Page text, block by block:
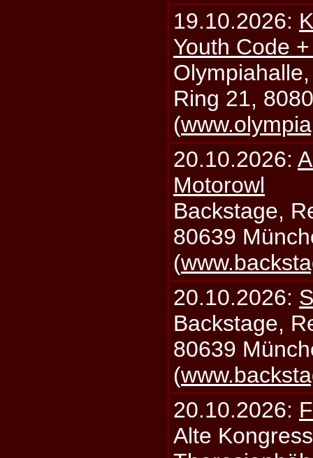
19.10.2026:
Youth Code
Ring 21,
(
20.10.2026:
Motorowl
Backstage,
80639
(
20.10.2026:
Backstage,
80639
(
20.10.2026:
Alte